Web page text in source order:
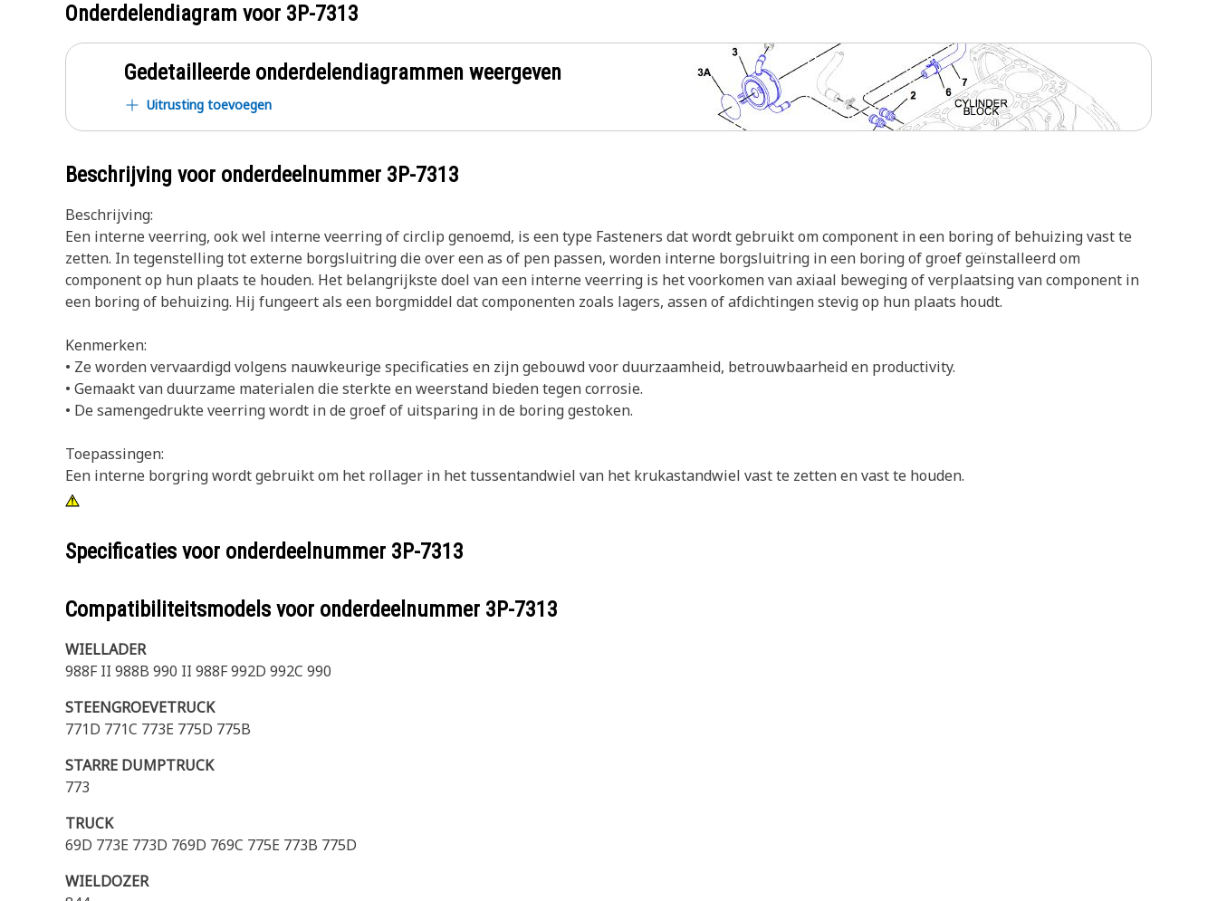
Onderdelendiagram voor 3P-7313
Gedetailleerde onderdelendiagrammen weergeven
Uitrusting toevoegen
Beschrijving voor onderdeelnummer 3P-7313
Beschrijving:
Een interne veerring, ook wel interne veerring of circlip genoemd, is een type Fasteners dat wordt gebruikt om component in een boring of behuizing vast te
zetten. In tegenstelling tot externe borgsluitring die over een as of pen passen, worden interne borgsluitring in een boring of groef geïnstalleerd om
component op hun plaats te houden. Het belangrijkste doel van een interne veerring is het voorkomen van axiaal beweging of verplaatsing van component in
een boring of behuizing. Hij fungeert als een borgmiddel dat componenten zoals lagers, assen of afdichtingen stevig op hun plaats houdt.
Kenmerken:
• Ze worden vervaardigd volgens nauwkeurige specificaties en zijn gebouwd voor duurzaamheid, betrouwbaarheid en productivity.
• Gemaakt van duurzame materialen die sterkte en weerstand bieden tegen corrosie.
• De samengedrukte veerring wordt in de groef of uitsparing in de boring gestoken.
Toepassingen:
Een interne borgring wordt gebruikt om het rollager in het tussentandwiel van het krukastandwiel vast te zetten en vast te houden.
Specificaties voor onderdeelnummer 3P-7313
Compatibiliteitsmodels voor onderdeelnummer 3P-7313
WIELLADER
988F II 988B 990 II 988F 992D 992C 990
STEENGROEVETRUCK
771D 771C 773E 775D 775B
STARRE DUMPTRUCK
773
TRUCK
69D 773E 773D 769D 769C 775E 773B 775D
WIELDOZER